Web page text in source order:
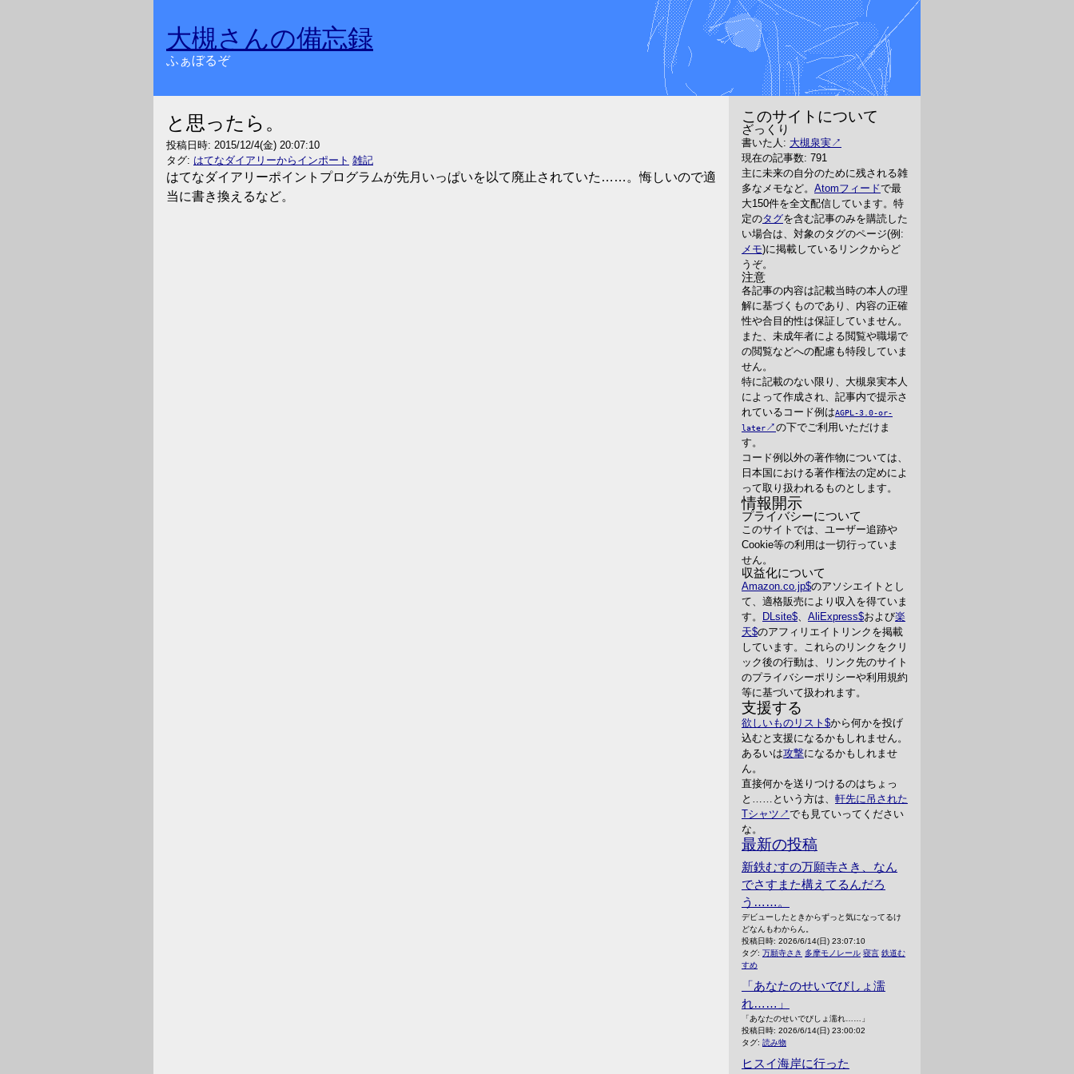
大槻さんの備忘録
ふぁぼるぞ
と思ったら。
投稿日時: 2015/12/4(金) 20:07:10
タグ: はてなダイアリーからインポート 雑記
はてなダイアリーポイントプログラムが先月いっぱいを以て廃止されていた……。悔しいので適
当に書き換えるなど。
このサイトについて
ざっくり
書いた人: 大槻泉実
現在の記事数: 791
主に未来の自分のために残される雑
多なメモなど。 Atomフィードで最
大150件を全文配信しています。特
定のタグを含む記事のみを購読した
い場合は、対象のタグのページ(例:
メモ)に掲載しているリンクからど
うぞ。
注意
各記事の内容は記載当時の本人の理
解に基づくものであり、内容の正確
性や合目的性は保証していません。
また、未成年者による閲覧や職場で
の閲覧などへの配慮も特段していま
せん。
特に記載のない限り、大槻泉実本人
によって作成され、記事内で提示さ
れているコード例はAGPL-3.0-or-
later
の下でご利用いただけま
す。
コード例以外の著作物については、
日本国における著作権法の定めによ
って取り扱われるものとします。
情報開示
プライバシーについて
このサイトでは、ユーザー追跡や
Cookie等の利用は一切行っていま
せん。
収益化について
Amazon.co.jp のアソシエイトとし
て、適格販売により収入を得ていま
す。
DLsite 、 AliExpress および楽
天 のアフィリエイトリンクを掲載
しています。これらのリンクをクリ
ック後の行動は、リンク先のサイト
のプライバシーポリシーや利用規約
等に基づいて扱われます。
支援する
欲しいものリスト
から何かを投げ
込むと支援になるかもしれません。
あるいは攻撃になるかもしれませ
ん。
直接何かを送りつけるのはちょっ
と……という方は、 軒先に吊された
Tシャツ
でも見ていってください
な。
最新の投稿
新鉄むすの万願寺さき、なん
でさすまた構えてるんだろ
う……。
デビューしたときからずっと気になってるけ
どなんもわからん。
投稿日時: 2026/6/14(日) 23:07:10
タグ: 万願寺さき 多摩モノレール 寝言 鉄道む
すめ
「あなたのせいでびしょ濡
れ……」
「あなたのせいでびしょ濡れ……」
投稿日時: 2026/6/14(日) 23:00:02
タグ: 読み物
ヒスイ海岸に行った